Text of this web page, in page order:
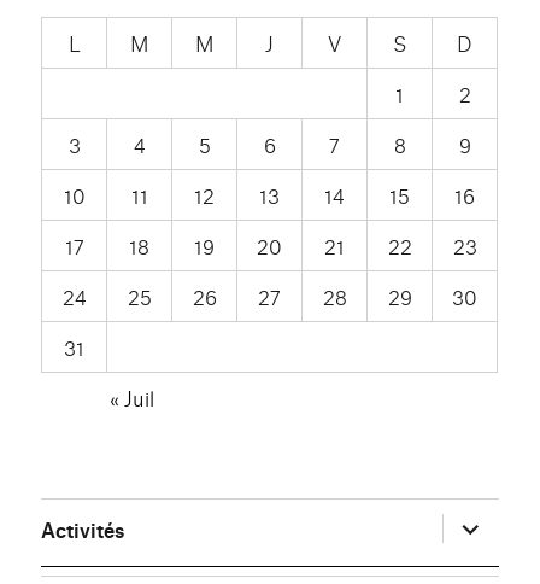
L M M J V S
D
1
2
3
4 5 6 7 8
9
10
11 12 13 14 15
16
17
18 19 20 21 22
23
24
25 26 27 28 29
30
31
« Juil
Activités ouvrir
le
sous-